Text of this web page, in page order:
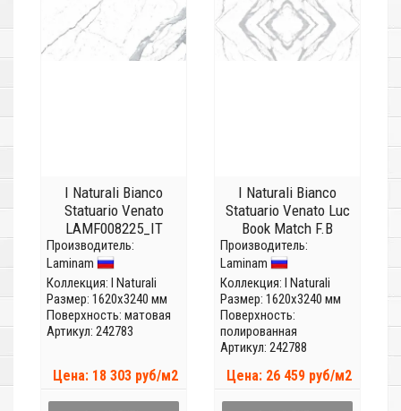
I Naturali Bianco
Statuario Venato
LAMF008225_IT
(Толщина 5,6 мм)
Производитель:
Laminam
Коллекция: I Naturali
Размер: 1620x3240 мм
Поверхность: матовая
Артикул: 242783
Цена: 18 303 руб/м2
I Naturali Bianco
Statuario Venato Luc
Book Match F.B
LAMFFM0064_IT
(Толщина 5,6 мм)
Производитель:
Laminam
Коллекция: I Naturali
Размер: 1620x3240 мм
Поверхность:
полированная
Артикул: 242788
Цена: 26 459 руб/м2